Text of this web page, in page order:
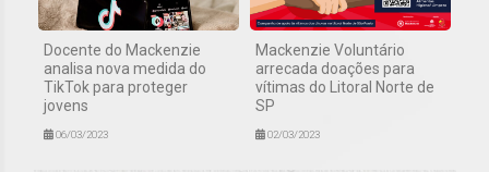
Docente do Mackenzie
analisa nova medida do
TikTok para proteger
jovens
06/03/2023
Mackenzie Voluntário
arrecada doações para
vítimas do Litoral Norte de
SP
02/03/2023